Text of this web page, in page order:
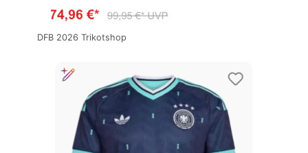
DFB 2026 Trikotshop